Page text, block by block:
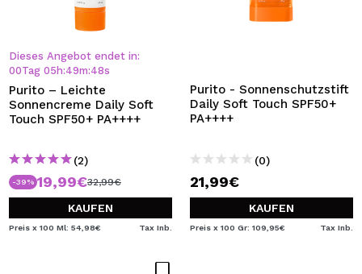
Dieses Angebot endet in:
00Tag 05 h:49m:48s
Purito – Leichte
Sonnencreme Daily Soft
Touch SPF50+ PA++++
(2)
-39% 19,99€32,99€
KAUFEN
Preis x 100 Ml: 54,98€ Tax Inb.
Purito - Sonnenschutzstift
Daily Soft Touch SPF50+
PA++++
(0)
21,99€
KAUFEN
Preis x 100 Gr: 109,95€ Tax Inb.